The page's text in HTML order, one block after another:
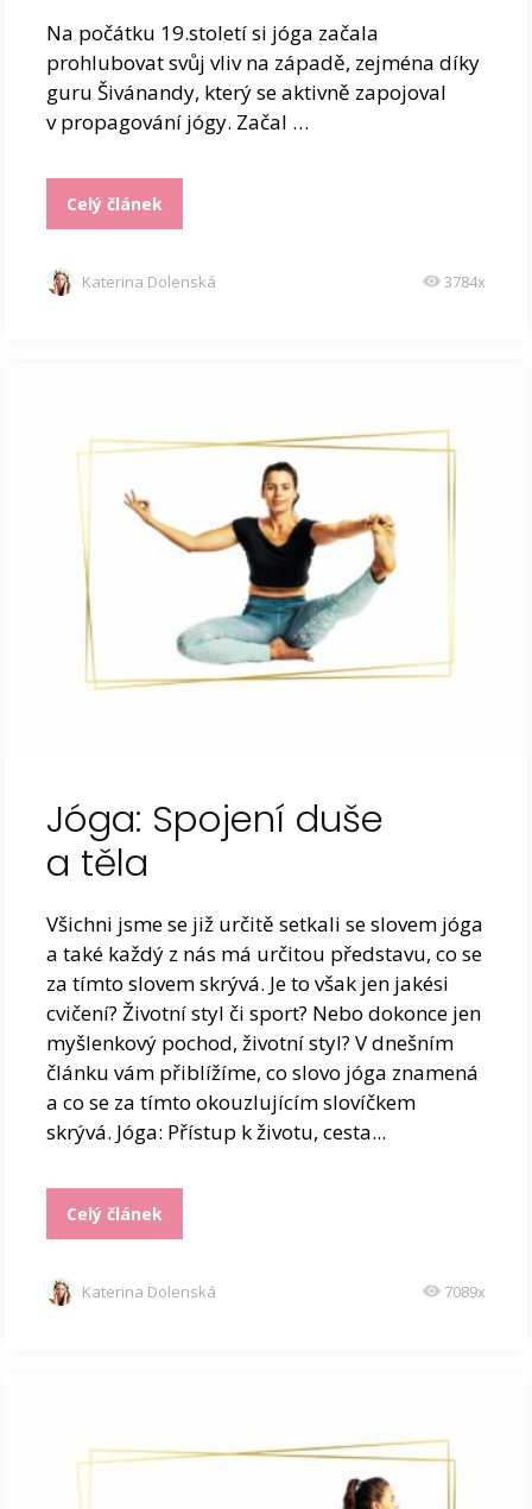
Na počátku 19.století si jóga začala
prohlubovat svůj vliv na západě, zejména díky
guru Šivánandy, který se aktivně zapojoval
v propagování jógy. Začal …
Celý článek
Katerina Dolenská 3784x
Jóga: Spojení duše
a těla
Všichni jsme se již určitě setkali se slovem jóga
a také každý z nás má určitou představu, co se
za tímto slovem skrývá. Je to však jen jakési
cvičení? Životní styl či sport? Nebo dokonce jen
myšlenkový pochod, životní styl? V dnešním
článku vám přiblížíme, co slovo jóga znamená
a co se za tímto okouzlujícím slovíčkem
skrývá. Jóga: Přístup k životu, cesta...
Celý článek
Katerina Dolenská 7089x